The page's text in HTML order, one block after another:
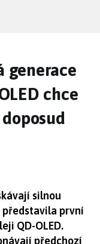
generace
chce
silnou
představila první
QD-OLED.
předchozí